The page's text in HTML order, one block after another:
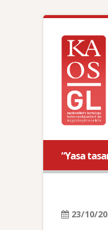
“Yasa
23/10/